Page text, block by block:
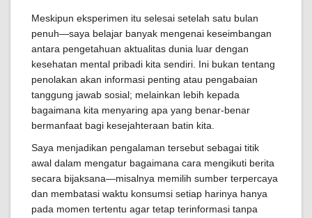
Meskipun eksperimen itu selesai setelah satu bulan
penuh—saya belajar banyak mengenai keseimbangan
antara pengetahuan aktualitas dunia luar dengan
kesehatan mental pribadi kita sendiri. Ini bukan tentang
penolakan akan informasi penting atau pengabaian
tanggung jawab sosial; melainkan lebih kepada
bagaimana kita menyaring apa yang benar-benar
bermanfaat bagi kesejahteraan batin kita.
Saya menjadikan pengalaman tersebut sebagai titik
awal dalam mengatur bagaimana cara mengikuti berita
secara bijaksana—misalnya memilih sumber terpercaya
dan membatasi waktu konsumsi setiap harinya hanya
pada momen tertentu agar tetap terinformasi tanpa